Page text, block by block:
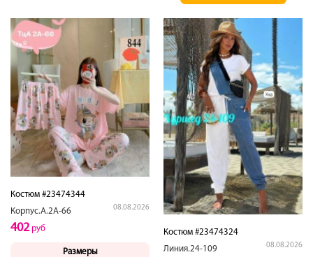
Костюм #23474344
Корпус.А.2А-66
08.08.2026
402руб
Размеры
Костюм #23474324
Линия.24-109
08.08.2026